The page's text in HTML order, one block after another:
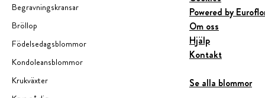
Begravningskransar
Bröllop
Födelsedagsblommor
Kondoleansblommor
Krukväxter
Powered by
Om oss
Hjälp
Kontakt
Se alla blommor